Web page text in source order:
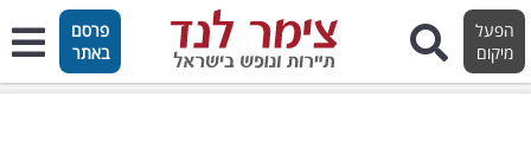
הפעל
מיקום
פרסם
באתר